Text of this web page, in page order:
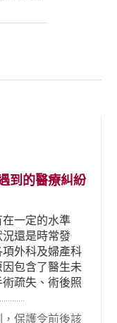
到的醫療糾紛
一定的水準
還是時常發
外科及婦產科
包含了醫生未
疏失、術後照
學進步，但醫
發生。很多案
保護令前後該